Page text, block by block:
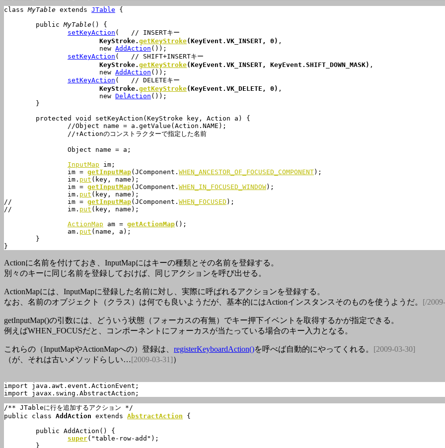
class MyTable extends JTable {
	public
MyTable() {
setKeyAction (	// INSERTキー
KeyStroke. getKeyStroke(KeyEvent.VK_INSERT, 0) ,
			new
AddAction ());
setKeyAction (	// SHIFT+INSERTキー
KeyStroke. getKeyStroke(KeyEvent.VK_INSERT, KeyEvent.SHIFT_DOWN_MASK) ,
			new
AddAction ());
setKeyAction (	// DELETEキー
KeyStroke. getKeyStroke(KeyEvent.VK_DELETE, 0) ,
			new
DelAction ());
	protected void
setKeyAction (KeyStroke key, Action a) {
InputMap im;
		im =
getInputMap(JComponent. WHEN_ANCESTOR_OF_FOCUSED_COMPONENT);
		im.
put (key, name);
		im =
getInputMap(JComponent. WHEN_IN_FOCUSED_WINDOW);
		im.
put (key, name);
//		im = getInputMap(JComponent. WHEN_FOCUSED );
//		im. put (key, name);
ActionMap am = getActionMap();
		am.
put (name, a);
}
Actionに名前を付けておき、InputMapにはキーの種類とその名前を登録する。
別々のキーに同じ名前を登録しておけば、同じアクションを呼び出せる。
ActionMapには、InputMapに登録した名前に対し、実際に呼ばれるアクションを登録する。
なお、名前のオブジェクト（クラス）は何でも良いようだが、基本的にはActionインスタンスそのものを使うようだ。 [/
getInputMap()の引数には、どういう状態（フォーカスの有無）でキー押下イベントを取得するかが指定できる。
例えばWHEN_FOCUSだと、コンポーネントにフォーカスが当たっている場合のキー入力となる。
これらの（InputMapやActionMapへの）登録は、 registerKeyboardAction()を呼べば自動的にやってくれる。 [2009-03-30]
（が、それは古いメソッドらしい…[2009-03-31]）
import java.awt.event.ActionEvent;
import javax.swing.AbstractAction;
/** JTableに行を追加するアクション */
public class AddAction extends AbstractAction {
super("table-row-add");